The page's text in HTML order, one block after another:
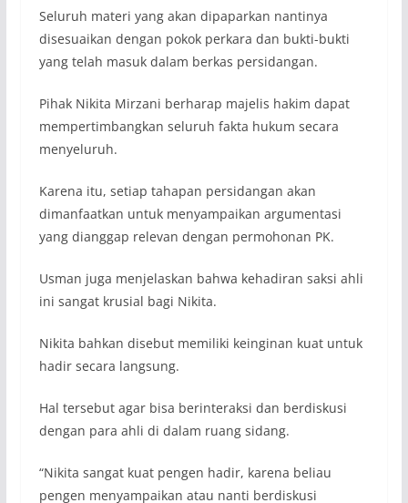
Seluruh materi yang akan dipaparkan nantinya
disesuaikan dengan pokok perkara dan bukti-bukti
yang telah masuk dalam berkas persidangan.
Pihak Nikita Mirzani berharap majelis hakim dapat
mempertimbangkan seluruh fakta hukum secara
menyeluruh.
Karena itu, setiap tahapan persidangan akan
dimanfaatkan untuk menyampaikan argumentasi
yang dianggap relevan dengan permohonan PK.
Usman juga menjelaskan bahwa kehadiran saksi ahli
ini sangat krusial bagi Nikita.
Nikita bahkan disebut memiliki keinginan kuat untuk
hadir secara langsung.
Hal tersebut agar bisa berinteraksi dan berdiskusi
dengan para ahli di dalam ruang sidang.
“Nikita sangat kuat pengen hadir, karena beliau
pengen menyampaikan atau nanti berdiskusi